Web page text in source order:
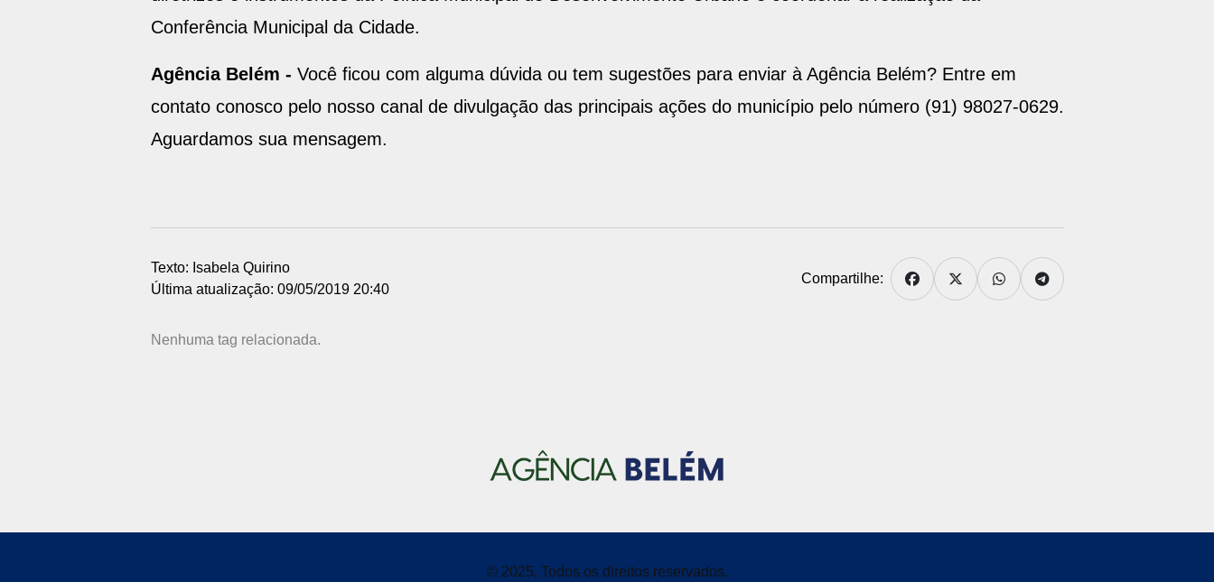
Conferência Municipal da Cidade.
Agência Belém - Você ficou com alguma dúvida ou tem sugestões para enviar à Agência Belém? Entre em
contato conosco pelo nosso canal de divulgação das principais ações do município pelo número (91) 98027-0629.
Aguardamos sua mensagem.
Texto: Isabela Quirino
Última atualização: 09/05/2019 20:40
Compartilhe:
Nenhuma tag relacionada.
© 2025, Todos os direitos reservados.